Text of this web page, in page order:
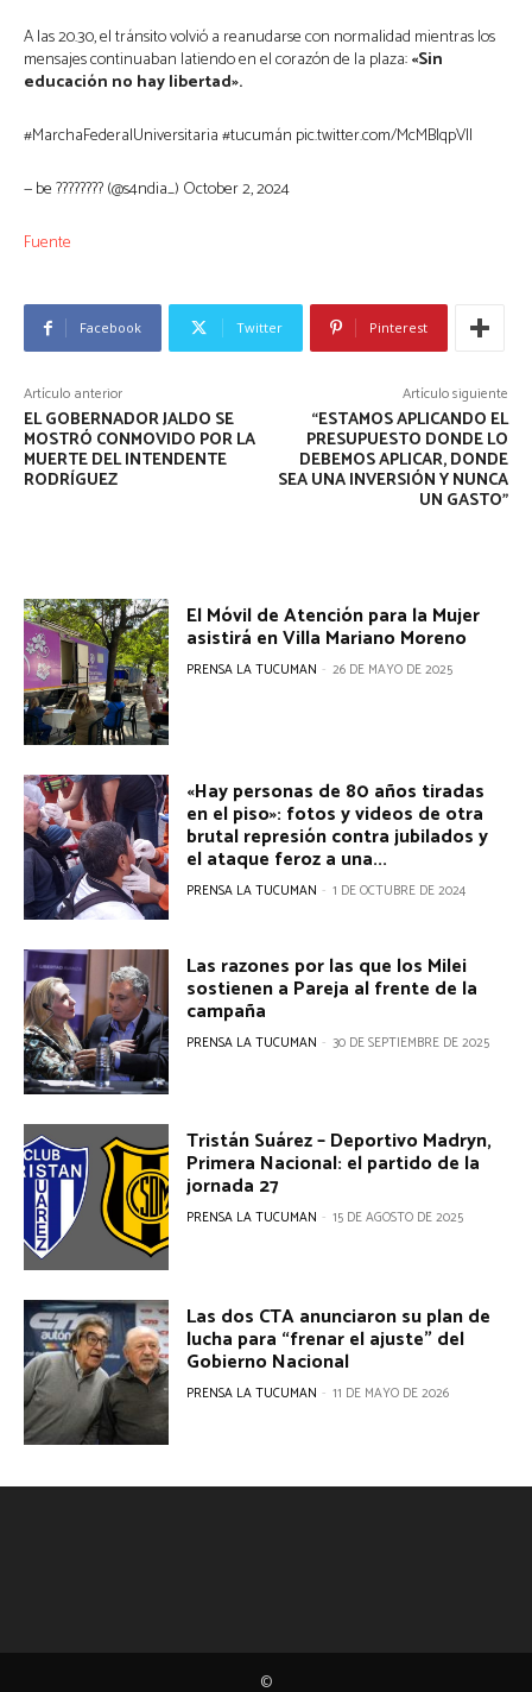
A las 20.30, el tránsito volvió a reanudarse con normalidad mientras los
mensajes continuaban latiendo en el corazón de la plaza:«Sin
educación no hay libertad».
#MarchaFederalUniversitaria #tucumán pic.twitter.com/McMBIqpVII
— be ???????? (@s4ndia_) October 2, 2024
Fuente
Facebook Twitter Pinterest
Artículo anterior
EL GOBERNADOR JALDO SE
MOSTRÓ CONMOVIDO POR LA
MUERTE DEL INTENDENTE
RODRÍGUEZ
Artículo siguiente
“ESTAMOS APLICANDO EL
PRESUPUESTO DONDE LO
DEBEMOS APLICAR, DONDE
SEA UNA INVERSIÓN Y NUNCA
UN GASTO”
El Móvil de Atención para la Mujer
asistirá en Villa Mariano Moreno
PRENSA LA TUCUMAN - 26 DE MAYO DE 2025
«Hay personas de 80 años tiradas
en el piso»: fotos y videos de otra
brutal represión contra jubilados y
el ataque feroz a una...
PRENSA LA TUCUMAN - 1 DE OCTUBRE DE 2024
Las razones por las que los Milei
sostienen a Pareja al frente de la
campaña
PRENSA LA TUCUMAN - 30 DE SEPTIEMBRE DE 2025
Tristán Suárez – Deportivo Madryn,
Primera Nacional: el partido de la
jornada 27
PRENSA LA TUCUMAN - 15 DE AGOSTO DE 2025
Las dos CTA anunciaron su plan de
lucha para “frenar el ajuste” del
Gobierno Nacional
PRENSA LA TUCUMAN - 11 DE MAYO DE 2026
©